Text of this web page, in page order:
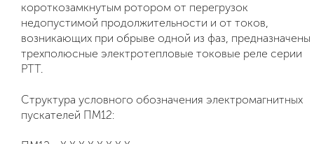
короткозамкнутым ротором от перегрузок
недопустимой продолжительности и от токов,
возникающих при обрыве одной из фаз, предназначены
трехполюсные электротепловые токовые реле серии
РТТ.
Структура условного обозначения электромагнитных
пускателей ПМ12: